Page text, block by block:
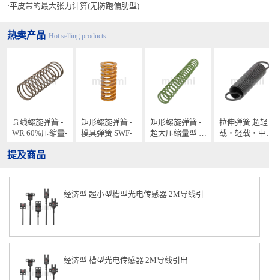
平皮带的最大张力计算(无防跑偏肋型)
热卖产品 Hot selling products
圆线螺旋弹簧 -
WR 60%压缩量-
矩形螺旋弹簧 -
模具弹簧 SWF-
矩形螺旋弹簧 -
超大压缩量型 -
拉伸弹簧 超轻
载・轻载・中
提及商品
经济型 超小型槽型光电传感器 2M导线引
经济型 槽型光电传感器 2M导线引出